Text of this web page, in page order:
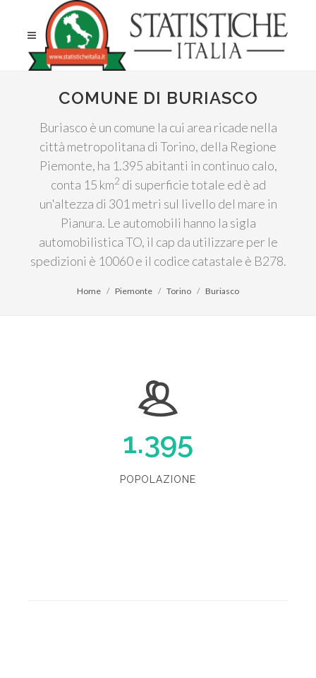
COMUNE DI BURIASCO
Buriasco è un comune la cui area ricade nella
città metropolitana di Torino, della Regione
Piemonte, ha 1.395 abitanti in continuo calo,
conta 15 km2 di superficie totale ed è ad
un'altezza di 301 metri sul livello del mare in
Pianura. Le automobili hanno la sigla
automobilistica TO, il cap da utilizzare per le
spedizioni è 10060 e il codice catastale è B278.
Home Piemonte Torino Buriasco
1.395
POPOLAZIONE